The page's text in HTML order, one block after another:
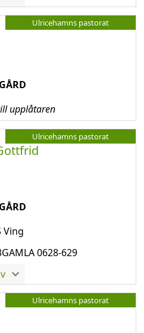
Ulricehamns pastorat
upplåtaren
Ulricehamns pastorat
Ving
0628-629
Ulricehamns pastorat